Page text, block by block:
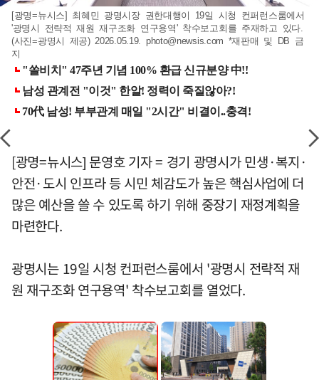
[광명=뉴시스] 최혜민 광명시장 권한대행이 19일 시청 컨퍼런스룸에서
'광명시 전략적 재원 재구조화 연구용역' 착수보고회를 주재하고 있다.
(사진=광명시 제공) 2026.05.19. photo@newsis.com *재판매 및 DB 금
지
[광명=뉴시스] 문영호 기자 = 경기 광명시가 민생·복지·
안전·도시 인프라 등 시민 체감도가 높은 핵심사업에 더
많은 예산을 쓸 수 있도록 하기 위해 중장기 재정계획을
마련한다.
광명시는 19일 시청 컨퍼런스룸에서 '광명시 전략적 재
원 재구조화 연구용역' 착수보고회를 열었다.